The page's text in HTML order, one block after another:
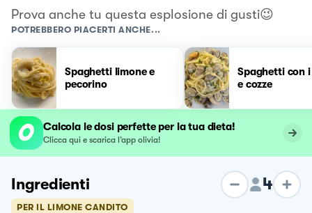
Prova anche tu questa esplosione di gusti😉
POTREBBERO PIACERTI ANCHE...
Spaghetti limone e
pecorino
Spaghetti con
e cozze
Calcola le dosi perfette per la tua dieta!
Clicca qui e scarica l’app olivia!
Ingredienti 4
PER IL LIMONE CANDITO